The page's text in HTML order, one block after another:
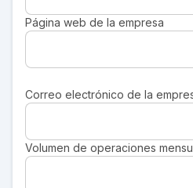
Página web de la empresa
Correo electrónico de la
Volumen de operaciones